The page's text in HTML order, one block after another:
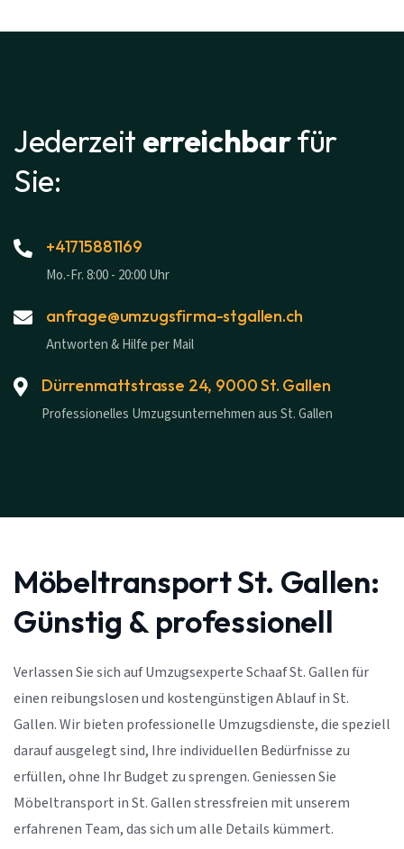
Jederzeit erreichbarfür
Sie:
+41715881169
Mo.-Fr. 8:00 - 20:00 Uhr
anfrage@umzugsfirma-stgallen.ch
Antworten & Hilfe per Mail
Dürrenmattstrasse 24, 9000 St. Gallen
Professionelles Umzugsunternehmen aus St. Gallen
Möbeltransport St. Gallen:
Günstig & professionell
Verlassen Sie sich auf Umzugsexperte Schaaf St. Gallen für
einen reibungslosen und kostengünstigen Ablauf in St.
Gallen. Wir bieten professionelle Umzugsdienste, die speziell
darauf ausgelegt sind, Ihre individuellen Bedürfnisse zu
erfüllen, ohne Ihr Budget zu sprengen. Geniessen Sie
Möbeltransport in St. Gallen stressfreien mit unserem
erfahrenen Team, das sich um alle Details kümmert.